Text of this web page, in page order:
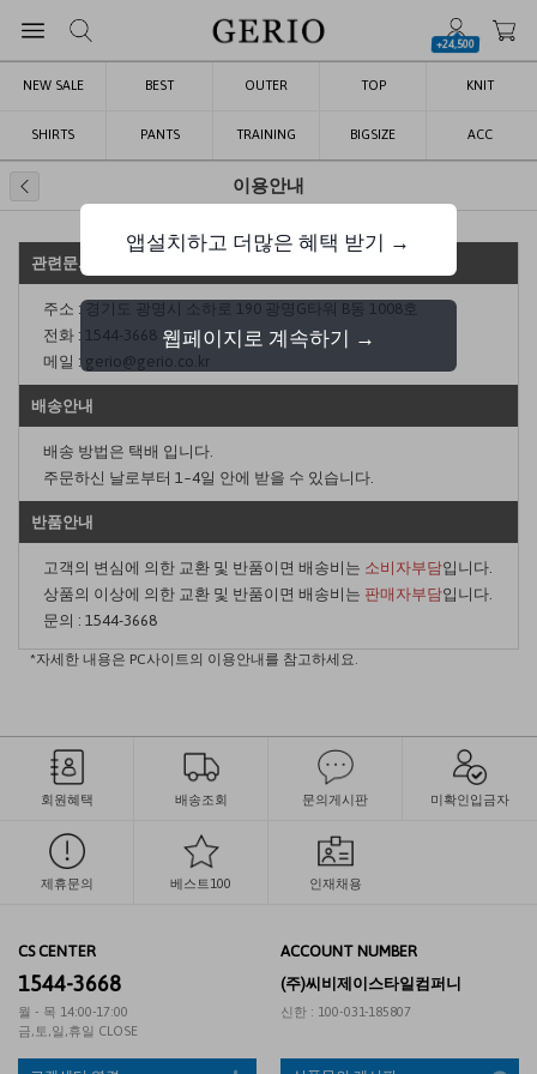
+24,500
NEW SALE BEST OUTER TOP KNIT
SHIRTS PANTS TRAINING BIGSIZE ACC
이용안내
관련문의
주소 : 경기도 광명시 소하로 190 광명G타워 B동 1008호
전화 : 1544-3668
메일 : gerio@gerio.co.kr
배송안내
배송 방법은 택배 입니다.
주문하신 날로부터 1~4일 안에 받을 수 있습니다.
반품안내
고객의 변심에 의한 교환 및 반품이면 배송비는 소비자부담입니다.
상품의 이상에 의한 교환 및 반품이면 배송비는 판매자부담입니다.
문의 : 1544-3668
*자세한 내용은 PC사이트의 이용안내를 참고하세요.
회원혜택 배송조회 문의게시판 미확인입금자
제휴문의 베스트100 인재채용
CS CENTER
1544-3668
월 - 목 14:00-17:00
금,토,일,휴일 CLOSE
ACCOUNT NUMBER
(주)씨비제이스타일컴퍼니
신한 : 100-031-185807
앱설치하고 더많은 혜택 받기 →
웹페이지로 계속하기 →